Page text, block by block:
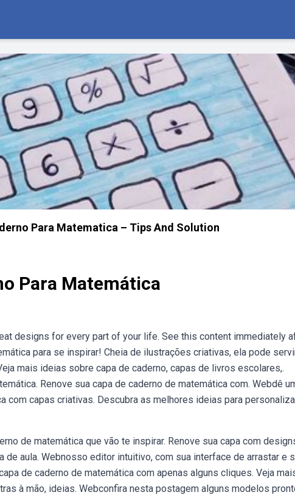
Para Matematica – Tips And Solution
Para Matemática
designs for every part of your life. See this content immediately
para se inspirar! Cheia de ilustrações criativas, ela pode
mais ideias sobre capa de caderno, capas de livros escolares,.
Renove sua capa de caderno de matemática com. Webdê
com capas criativas. Descubra as melhores ideias para
de matemática que vão te inspirar. Renove sua capa com
aula. Webnosso editor intuitivo, com sua interface de arrastar e
de caderno de matemática com apenas alguns cliques. Veja
à mão, ideias. Webconfira nesta postagem alguns modelos